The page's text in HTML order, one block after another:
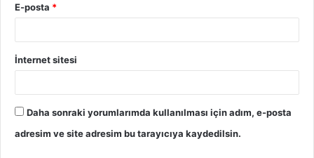
E-posta *
İnternet sitesi
Daha sonraki yorumlarımda kullanılması için adım, e-posta
adresim ve site adresim bu tarayıcıya kaydedilsin.